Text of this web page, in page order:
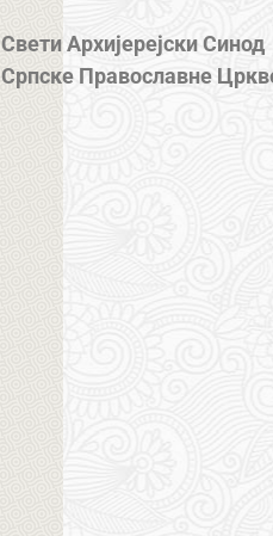
Свети Архијерејски Синод
Српске Православне